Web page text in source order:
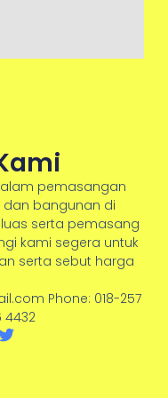
pemasangan
bangunan di
serta pemasang
kami segera untuk
serta sebut harga
Phone: 018-257
4432
T